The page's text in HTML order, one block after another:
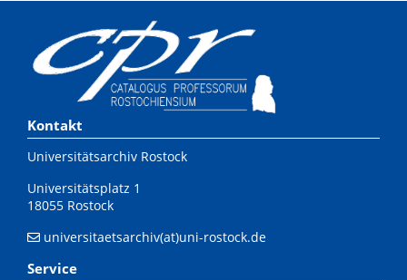
Kontakt
Universitätsarchiv Rostock
Universitätsplatz 1
18055 Rostock
universitaetsarchiv(at)uni-rostock.de
Service